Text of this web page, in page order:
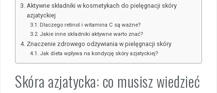
Aktywne składniki w kosmetykach do pielęgnacji skóry
azjatyckiej
Dlaczego retinol i witamina C są ważne?
Jakie inne składniki aktywne warto znać?
Znaczenie zdrowego odżywiania w pielęgnacji skóry
Jak dieta wpływa na kondycję skóry azjatyckiej?
Skóra azjatycka: co musisz wiedzieć